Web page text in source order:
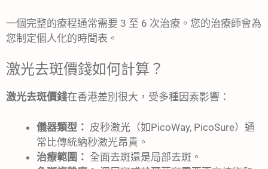
一個完整的療程通常需要 3 至 6 次治療。您的治療師會為
您制定個人化的時間表。
激光去斑價錢如何計算？
激光去斑價錢在香港差別很大，受多種因素影響：
儀器類型： 皮秒激光（如PicoWay, PicoSure）通
常比傳統納秒激光昂貴。
治療範圍： 全面去斑還是局部去斑。